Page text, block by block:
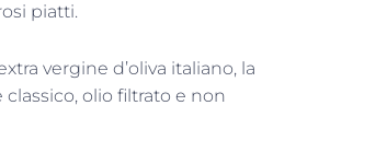
piatti.
vergine d’oliva italiano, la
classico, olio filtrato e non